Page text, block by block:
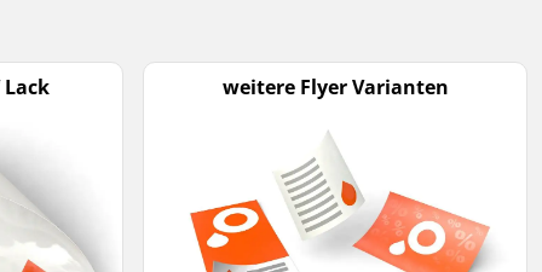
Lack weitere Flyer Varianten